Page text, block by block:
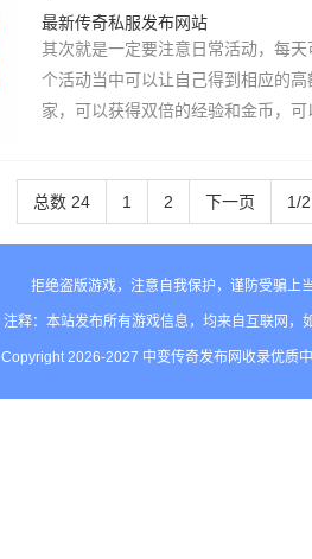
最新传奇私服发布网站
其次就是一定要注意日常活动，每
个活动当中可以让自己得到相应的
家，可以获得双倍的经验和金币，
总数 24
1 2 下一页 1/2
拒绝盗版游戏，注意自我保护，谨防受骗上
注释：本站发布所有游戏信息，均来自互联网
Copyright 2026-2027 中变传奇发布网收录优质